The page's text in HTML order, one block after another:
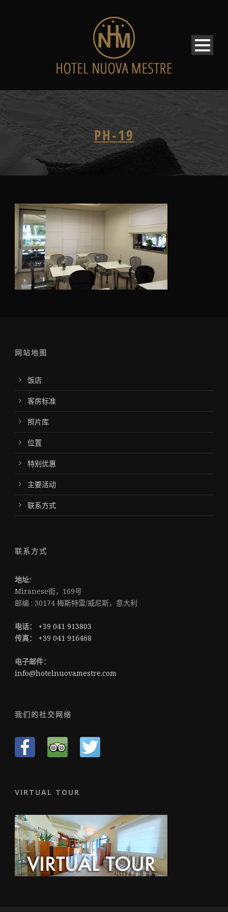
PH-19
网站地图
饭店
客房标准
照片库
位置
特别优惠
主要活动
联系方式
联系方式
地址:
Miranese街，169号
邮编 : 30174 梅斯特雷/威尼斯，意大利
电话：
+39 041 913803
传真：
+39 041 916468
电子邮件：
info@hotelnuovamestre.com
我们的社交网络
VIRTUAL TOUR